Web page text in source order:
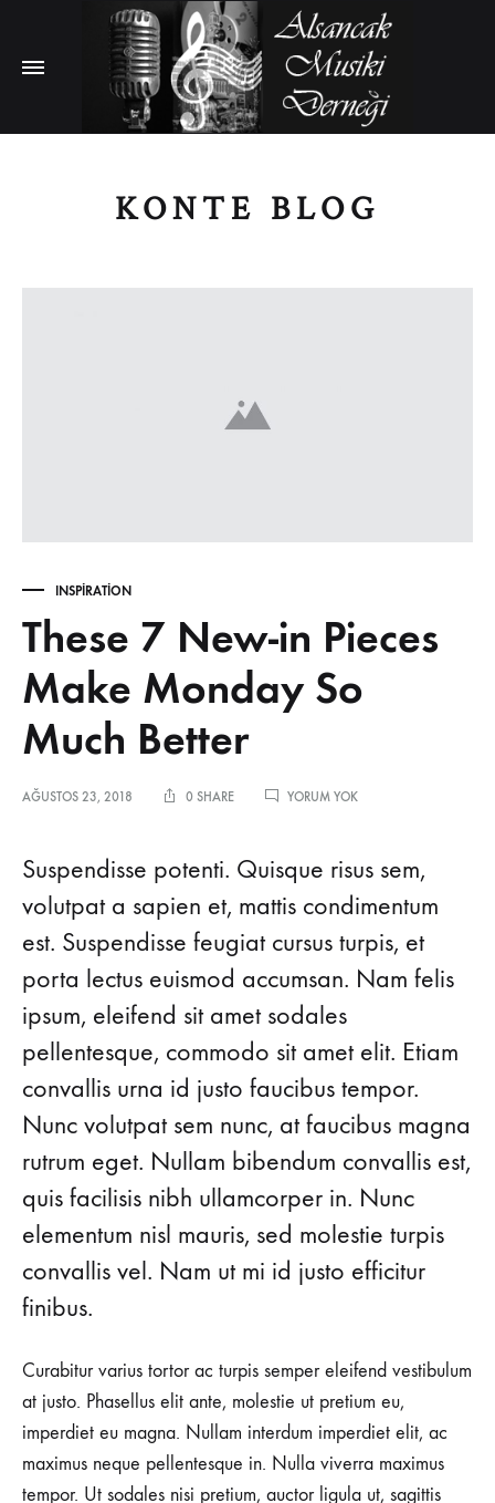
KONTE BLOG
INSPIRATION
These 7 New-in Pieces
Make Monday So
Much Better
AĞUSTOS 23, 2018 0 SHARE YORUM YOKTHESE
PIECES
MAKE
MONDAY
MUCH
BETTER
Suspendisse potenti. Quisque risus sem,
volutpat a sapien et, mattis condimentum
est. Suspendisse feugiat cursus turpis, et
porta lectus euismod accumsan. Nam felis
ipsum, eleifend sit amet sodales
pellentesque, commodo sit amet elit. Etiam
convallis urna id justo faucibus tempor.
Nunc volutpat sem nunc, at faucibus magna
rutrum eget. Nullam bibendum convallis est,
quis facilisis nibh ullamcorper in. Nunc
elementum nisl mauris, sed molestie turpis
convallis vel. Nam ut mi id justo efficitur
finibus.
Curabitur varius tortor ac turpis semper eleifend vestibulum
at justo. Phasellus elit ante, molestie ut pretium eu,
imperdiet eu magna. Nullam interdum imperdiet elit, ac
maximus neque pellentesque in. Nulla viverra maximus
tempor. Ut sodales nisi pretium, auctor ligula ut, sagittis